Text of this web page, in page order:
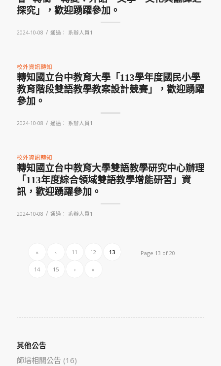
探究」，歡迎踴躍參加。
2024-10-08 / 通過： 系辦人員1
校外資訊轉知
轉知國立台中教育大學「113學年度國民小學
教育階段雙語教學教案設計競賽」，歡迎踴躍
參加。
2024-10-08 / 通過： 系辦人員1
校外資訊轉知
轉知國立台中教育大學雙語教學研究中心辦理
「113年度綜合領域雙語教學增能研習」資
訊，歡迎踴躍參加。
2024-10-08 / 通過： 系辦人員1
Page 13 of 20
« ‹ 11 12 13
14 15 › »
其他公告
師培相關公告 (16)